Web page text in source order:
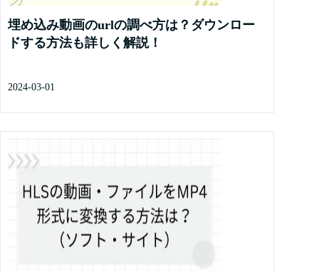
埋め込み動画のurlの調べ方は？ダウンロー
ドする方法も詳しく解説！
2024-03-01